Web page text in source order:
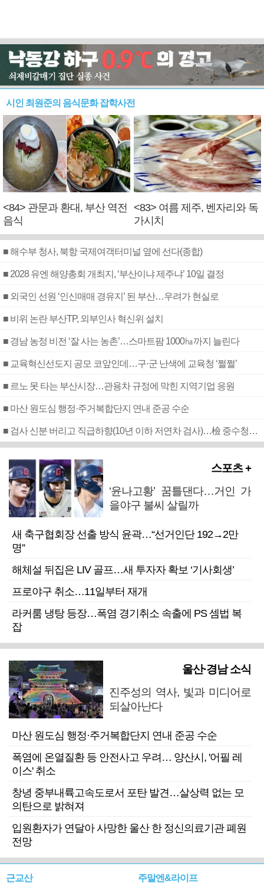
시인 최원준의 음식문화 잡학사전
<84> 관문과 환대, 부산 역전
음식
<83> 여름 제주, 벤자리와 독
가시치
■ 해수부 청사, 북항 국제여객터미널 옆에 선다(종합)
■ 2028 유엔 해양총회 개최지, ‘부산이냐 제주냐’ 10일 결정
■ 외국인 선원 ‘인신매매 경유지’ 된 부산…우려가 현실로
■ 비위 논란 부산TP, 외부인사 혁신위 설치
■ 경남 농정 비전 ‘잘 사는 농촌’…스마트팜 1000㏊까지 늘린다
■ 교육혁신선도지 공모 코앞인데…구·군 난색에 교육청 ‘쩔쩔’
■ 르노 못 타는 부산시장…관용차 규정에 막힌 지역기업 응원
■ 마산 원도심 행정·주거복합단지 연내 준공 수순
■ 검사 신분 버리고 직급하향(10년 이하 저연차 검사)…檢 중수청행 기피
스포츠 +
‘윤나고황’ 꿈틀댄다…거인 가
을야구 불씨 살릴까
새 축구협회장 선출 방식 윤곽…“선거인단 192→2만
명”
해체설 뒤집은 LIV 골프…새 투자자 확보 ‘기사회생’
프로야구 취소…11일부터 재개
라커룸 냉탕 등장…폭염 경기취소 속출에 PS 셈법 복
잡
울산·경남 소식
진주성의 역사, 빛과 미디어로
되살아난다
마산 원도심 행정·주거복합단지 연내 준공 수순
폭염에 온열질환 등 안전사고 우려… 양산시, '어필 레
이스' 취소
창녕 중부내륙고속도로서 포탄 발견…살상력 없는 모
의탄으로 밝혀져
입원환자가 연달아 사망한 울산 한 정신의료기관 폐원
전망
근교산 주말엔&라이프